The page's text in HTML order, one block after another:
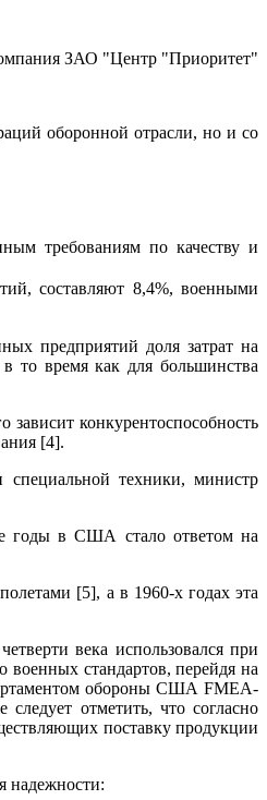
ЗАО "Центр "Приоритет"
оборонной отрасли, но и со
требованиям по качеству и
составляют 8,4%, военными
предприятий доля затрат на
то время как для большинства
конкурентоспособность
[4].
техники, министр
годы в США стало ответом на
[5], а в 1960-х годах эта
века использовался при
стандартов, перейдя на
обороны США FMEA-
отметить, что согласно
поставку продукции
надежности: